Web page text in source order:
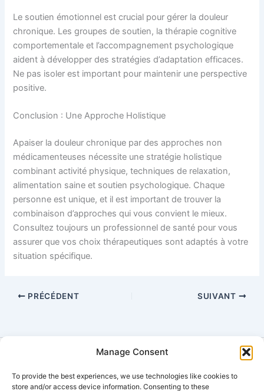
Manage Consent
To provide the best experiences, we use technologies like cookies to
store and/or access device information. Consenting to these
Le soutien émotionnel est crucial pour gérer la douleur
chronique. Les groupes de soutien, la thérapie cognitive
comportementale et l’accompagnement psychologique
aident à développer des stratégies d’adaptation efficaces.
Ne pas isoler est important pour maintenir une perspective
positive.
Conclusion : Une Approche Holistique
Apaiser la douleur chronique par des approches non
médicamenteuses nécessite une stratégie holistique
combinant activité physique, techniques de relaxation,
alimentation saine et soutien psychologique. Chaque
personne est unique, et il est important de trouver la
combinaison d’approches qui vous convient le mieux.
Consultez toujours un professionnel de santé pour vous
assurer que vos choix thérapeutiques sont adaptés à votre
situation spécifique.
PRÉCÉDENT SUIVANT
© 2025Multisens VR– Dispositif de relaxation multisensorielle